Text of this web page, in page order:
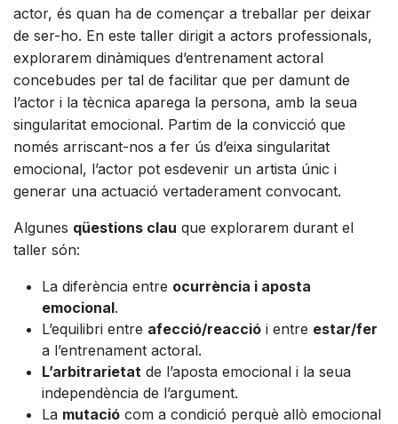
actor, és quan ha de començar a treballar per deixar
de ser-ho. En este taller dirigit a actors professionals,
explorarem dinàmiques d’entrenament actoral
concebudes per tal de facilitar que per damunt de
l’actor i la tècnica aparega la persona, amb la seua
singularitat emocional. Partim de la convicció que
només arriscant-nos a fer ús d’eixa singularitat
emocional, l’actor pot esdevenir un artista únic i
generar una actuació vertaderament convocant.
Algunes qüestions clau que explorarem durant el
taller són:
La diferència entre ocurrència i aposta
emocional.
L’equilibri entre afecció/reacció i entre estar/fer
a l’entrenament actoral.
L’arbitrarietat de l’aposta emocional i la seua
independència de l’argument.
La mutació com a condició perquè allò emocional